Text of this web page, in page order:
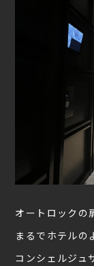
オートロックの
まるでホテルの
コンシェルジュ